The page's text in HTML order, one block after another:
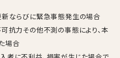
新ならびに緊急事態発生の場合
可抗力その他不測の事態により、本
場合